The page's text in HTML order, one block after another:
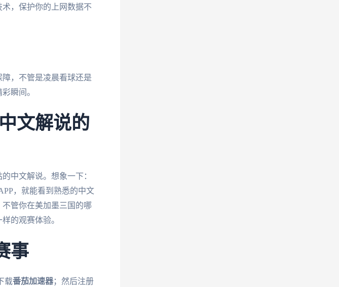
，保护你的上网数据不
，不管是凌晨看球还是
瞬间。
文解说的
中文解说。想象一下：
，就能看到熟悉的中文
管你在美加墨三国的哪
的观赛体验。
事
载番茄加速器；然后注册